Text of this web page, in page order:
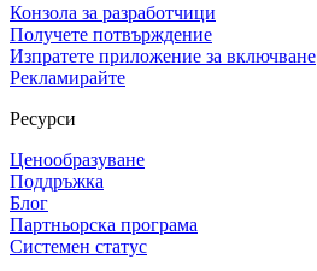
Конзола за разработчици
Получете потвърждение
Изпратете приложение за включване
Рекламирайте
Ресурси
Ценообразуване
Поддръжка
Блог
Партньорска програма
Системен статус